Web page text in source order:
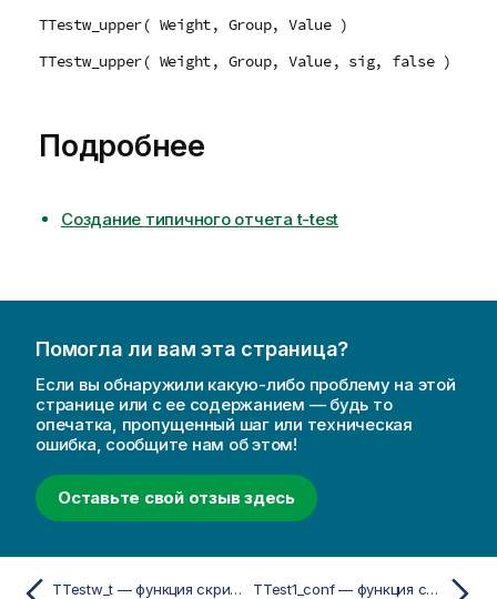
TTestw_upper( Weight, Group, Value )
TTestw_upper( Weight, Group, Value, sig, false )
Подробнее
Создание типичного отчета t-test
Помогла ли вам эта страница?
Если вы обнаружили какую-либо проблему на этой
странице или с ее содержанием — будь то
опечатка, пропущенный шаг или техническая
ошибка, сообщите нам об этом!
Оставьте свой отзыв здесь
TTestw_t — функция скриптa и диаграммы TTest1_conf — функция скриптa и диаграммы